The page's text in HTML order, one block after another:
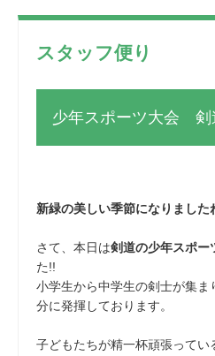
スタッフ便り
少年スポーツ大会 剣
新緑の美しい季節になりました
さて、本日は剣道の少年スポー
た!!
小学生から中学生の剣士が集
分に発揮しております。
子どもたちが精一杯頑張って